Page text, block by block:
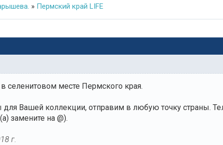
» Пермский край LIFE
селенитовом месте Пермского края.
Вашей коллекции, отправим в любую точку страны.
замените на @).
г.